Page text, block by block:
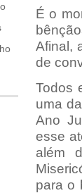
É o
Afinal,
de
Todos
uma
Ano
esse
além
para o